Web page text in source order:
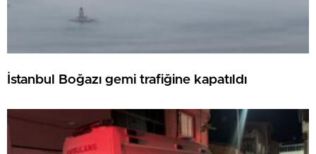
İstanbul Boğazı gemi trafiğine kapatıldı